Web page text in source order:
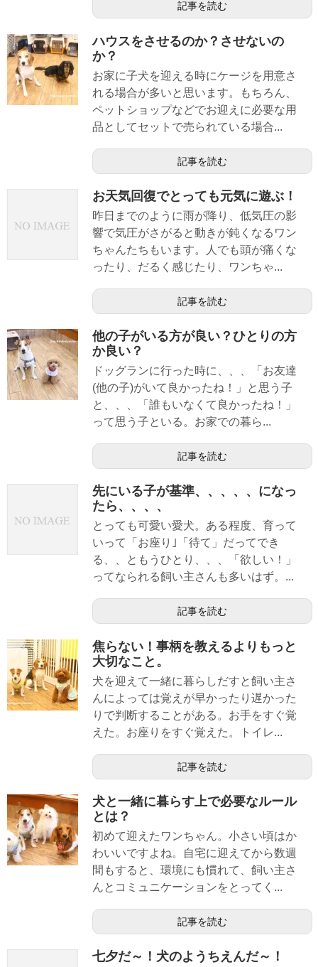
記事を読む
ハウスをさせるのか？させないの
か？
お家に子犬を迎える時にケージを用意さ
れる場合が多いと思います。もちろん、
ペットショップなどでお迎えに必要な用
品としてセットで売られている場合...
記事を読む
お天気回復でとっても元気に遊ぶ！
昨日までのように雨が降り、低気圧の影
響で気圧がさがると動きが鈍くなるワン
ちゃんたちもいます。人でも頭が痛くな
ったり、だるく感じたり、ワンちゃ...
記事を読む
他の子がいる方が良い？ひとりの方
か良い？
ドッグランに行った時に、、、「お友達
(他の子)がいて良かったね！」と思う子
と、、、「誰もいなくて良かったね！」
って思う子といる。お家での暮ら...
記事を読む
先にいる子が基準、、、、、になっ
たら、、、、
とっても可愛い愛犬。ある程度、育って
いって「お座り｣「待て」だってでき
る、、ともうひとり、、、「欲しい！」
ってなられる飼い主さんも多いはず。...
記事を読む
焦らない！事柄を教えるよりもっと
大切なこと。
犬を迎えて一緒に暮らしだすと飼い主さ
んによっては覚えが早かったり遅かった
りで判断することがある。お手をすぐ覚
えた。お座りをすぐ覚えた。トイレ...
記事を読む
犬と一緒に暮らす上で必要なルール
とは？
初めて迎えたワンちゃん。小さい頃はか
わいいですよね。自宅に迎えてから数週
間もすると、環境にも慣れて、飼い主さ
んとコミュニケーションをとってく...
記事を読む
七夕だ～！犬のようちえんだ～！